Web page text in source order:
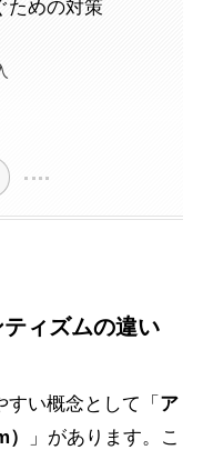
ための対策
ィズムの違い
い概念として「 ア
」があります。こ